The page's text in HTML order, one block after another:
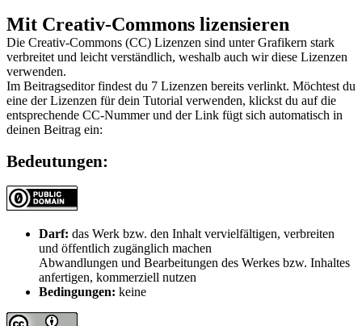
Mit Creativ-Commons lizensieren
Die Creativ-Commons (CC) Lizenzen sind unter Grafikern stark
verbreitet und leicht verständlich, weshalb auch wir diese Lizenzen
verwenden.
Im Beitragseditor findest du 7 Lizenzen bereits verlinkt. Möchtest du
eine der Lizenzen für dein Tutorial verwenden, klickst du auf die
entsprechende CC-Nummer und der Link fügt sich automatisch in
deinen Beitrag ein:
Bedeutungen:
Darf: das Werk bzw. den Inhalt vervielfältigen, verbreiten
und öffentlich zugänglich machen
Abwandlungen und Bearbeitungen des Werkes bzw. Inhaltes
anfertigen, kommerziell nutzen
Bedingungen: keine